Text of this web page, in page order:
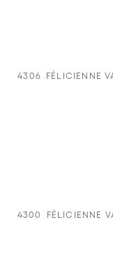
4306 FÉLICIENNE
4300 FÉLICIENNE